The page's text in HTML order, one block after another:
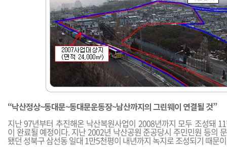
“낙산정상~동대문~동대문운동장~남산까지의 그린웨이 연결될 것”
지난 97년부터 추진해온 낙산복원사업이 2008년까지 모두 조성돼
이 완료될 예정이다. 지난 2002년 낙산공원 준공당시 주민민원 등의
됐던 성북구 삼선동 일대 1만5천평이 내년까지 녹지로 조성되기 때문